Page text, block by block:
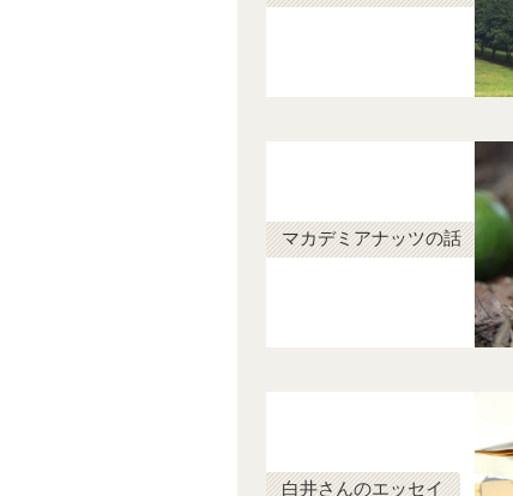
マカデミアナッツの話
白井さんのエッセイ